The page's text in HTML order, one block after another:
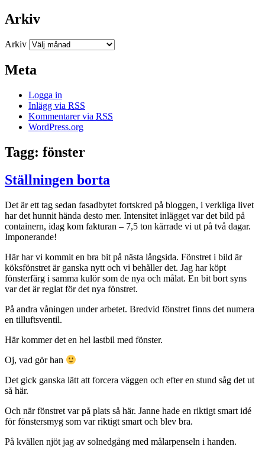
Arkiv
Arkiv
Meta
Logga in
Inlägg via RSS
Kommentarer via RSS
WordPress.org
Tagg: fönster
Ställningen borta
Det är ett tag sedan fasadbytet fortskred på bloggen, i verkliga livet
har det hunnit hända desto mer. Intensitet inlägget var det bild på
containern, idag kom fakturan – 7,5 ton kärrade vi ut på två dagar.
Imponerande!
Här har vi kommit en bra bit på nästa långsida. Fönstret i bild är
köksfönstret är ganska nytt och vi behåller det. Jag har köpt
fönsterfärg i samma kulör som de nya och målat. En bit bort syns
var det är reglat för det nya fönstret.
På andra våningen under arbetet. Bredvid fönstret finns det numera
en tilluftsventil.
Här kommer det en hel lastbil med fönster.
Oj, vad gör han
Det gick ganska lätt att forcera väggen och efter en stund såg det ut
så här.
Och när fönstret var på plats så här. Janne hade en riktigt smart idé
för fönstersmyg som var riktigt smart och blev bra.
På kvällen njöt jag av solnedgång med målarpenseln i handen.